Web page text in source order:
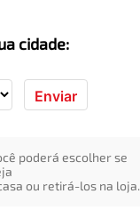
cidade:
Enviar
poderá escolher se
ou retirá-los na loja.